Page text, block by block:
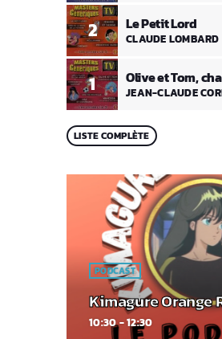
1 Olive et Tom,
JEAN-CLAUDE
2 Le Petit Lord
CLAUDE LOMBARD
LISTE COMPLÈTE
PODCAST
Kimagure Orange
10:30 - 12:30